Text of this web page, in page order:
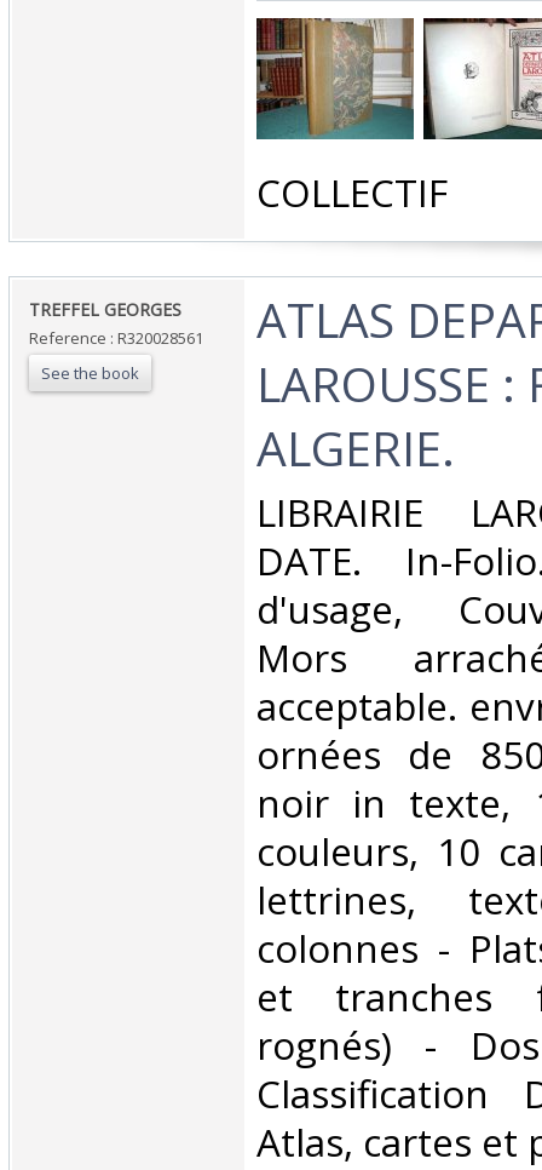
‎COLLECTIF ‎
‎TREFFEL GEORGES‎
Reference : R320028561
See the book
‎ATLAS
LAROUSSE :
ALGERIE.‎
‎LIBRAIRIE
DATE. In-
d'usage,
Mors
acceptable.
ornées de
noir in texte,
couleurs, 10
lettrines,
colonnes -
et tranches
rognés) -
Classification
Atlas, cartes et